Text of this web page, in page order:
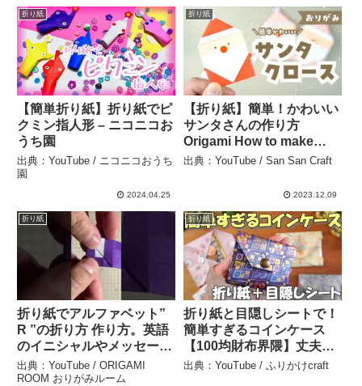
channel
折り紙
【簡単折り紙】折り紙でピ
クミン指人形 – ニコニコお
うち園
出典：YouTube / ニコニコおうち
園
2024.04.25
折り紙
【折り紙】簡単！かわいい
サンタさんの作り方
Origami How to make
Santa Claus – San San
出典：YouTube / San San Craft
2023.12.09
折り紙
折り紙でアルファベット”
R ”の折り方 作り方。英語
のイニシャルやメッセージ
などにおすすめ! 簡単 おり
がみ #shorts – ORIGAMI
出典：YouTube / ORIGAMI
ROOM おりがみルーム
折り紙
折り紙と目隠しシートで！
簡単すぎるコインケース
【100均財布界隈】丈夫な
小銭入れ – ふりかけcraft
出典：YouTube / ふりかけcraft